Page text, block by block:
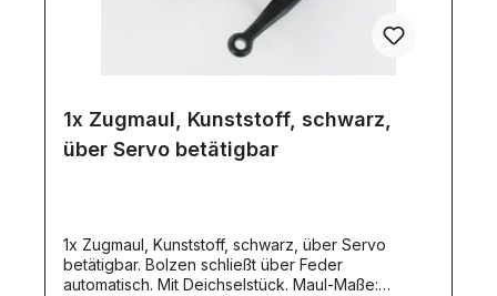
1x Zugmaul, Kunststoff, schwarz,
über Servo betätigbar
1x Zugmaul, Kunststoff, schwarz, über Servo
betätigbar. Bolzen schließt über Feder
automatisch. Mit Deichselstück. Maul-Maße: